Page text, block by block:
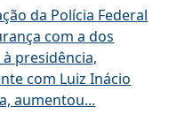
da Polícia Federal
com a dos
presidência,
com Luiz Inácio
aumentou...